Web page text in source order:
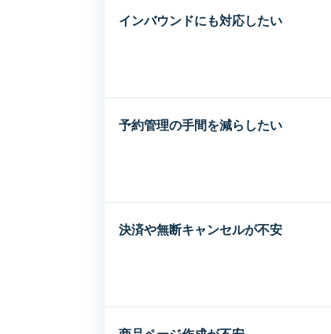
インバウンドにも対応したい
予約管理の手間を減らしたい
決済や無断キャンセルが不安